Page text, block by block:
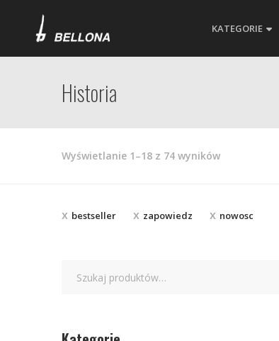
KATEGORIE
Historia
Wyświetlanie 1–18 z 74 wynikówPosortowane
bestseller zapowiedz nowosc